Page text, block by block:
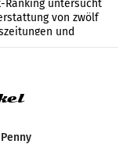
Ranking untersucht
von zwölf
und
und